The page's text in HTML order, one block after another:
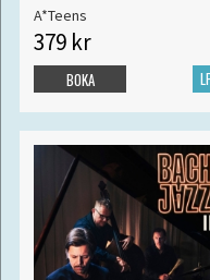
A*Teens
379 kr
BOKA